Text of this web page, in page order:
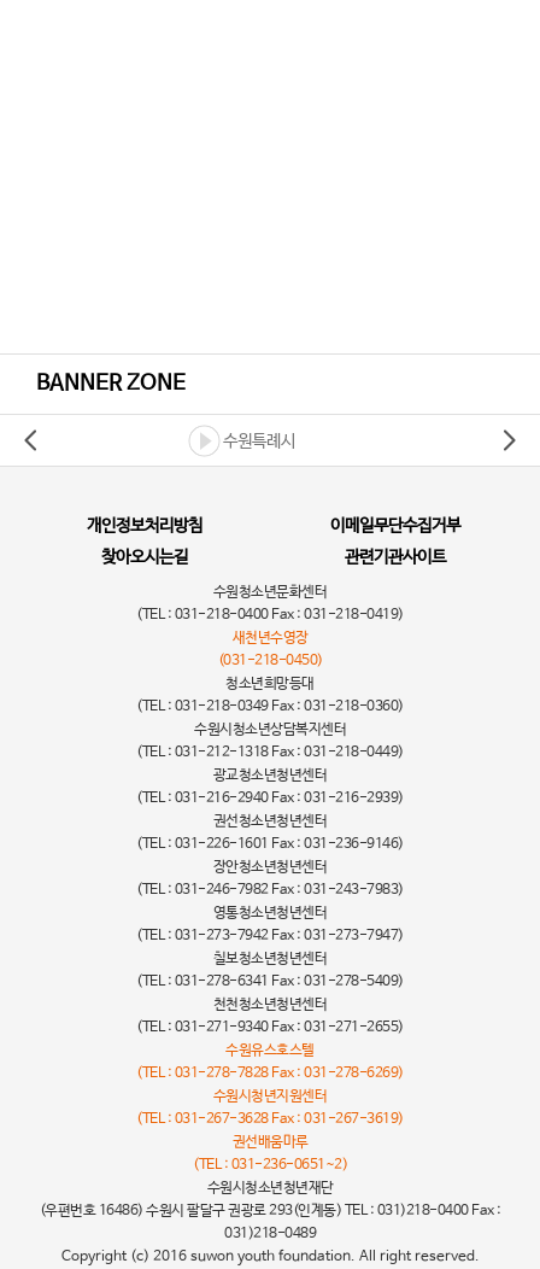
BANNER ZONE
수원특례시
개인정보처리방침
이메일무단수집거부
찾아오시는길
관련기관사이트
수원청소년문화센터
(TEL : 031-218-0400 Fax : 031-218-0419)
새천년수영장
(031-218-0450)
청소년희망등대
(TEL : 031-218-0349 Fax : 031-218-0360)
수원시청소년상담복지센터
(TEL : 031-212-1318 Fax : 031-218-0449)
광교청소년청년센터
(TEL : 031-216-2940 Fax : 031-216-2939)
권선청소년청년센터
(TEL : 031-226-1601 Fax : 031-236-9146)
장안청소년청년센터
(TEL : 031-246-7982 Fax : 031-243-7983)
영통청소년청년센터
(TEL : 031-273-7942 Fax : 031-273-7947)
칠보청소년청년센터
(TEL : 031-278-6341 Fax : 031-278-5409)
천천청소년청년센터
(TEL : 031-271-9340 Fax : 031-271-2655)
수원유스호스텔
(TEL : 031-278-7828 Fax : 031-278-6269)
수원시청년지원센터
(TEL : 031-267-3628 Fax : 031-267-3619)
권선배움마루
(TEL : 031-236-0651~2)
수원시청소년청년재단
(우편번호 16486) 수원시 팔달구 권광로 293(인계동) TEL : 031)218-0400 Fax :
031)218-0489
Copyright (c) 2016 suwon youth foundation. All right reserved.